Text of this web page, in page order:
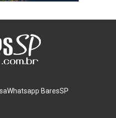
Whatsapp BaresSP